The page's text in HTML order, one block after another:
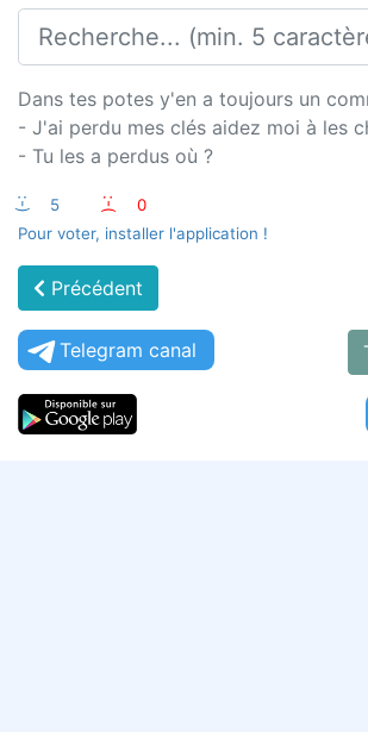
Dans tes potes y'en a toujours un
- J'ai perdu mes clés aidez moi à les
- Tu les a perdus où ?
:-) 5 :-(
0
Pour voter, installer l'application !
Précédent
Telegram canal